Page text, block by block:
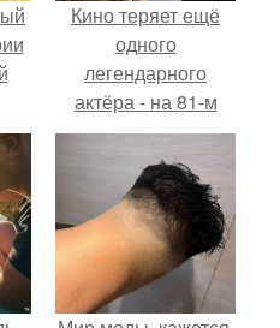
Кино теряет ещё
одного
легендарного
актёра - на 81-м
году жизни не стало
Винсента пасторе.